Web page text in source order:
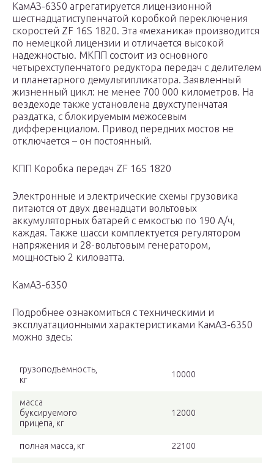
КамАЗ-6350 агрегатируется лицензионной
шестнадцатиступенчатой коробкой переключения
скоростей ZF 16S 1820. Эта «механика» производится
по немецкой лицензии и отличается высокой
надежностью. МКПП состоит из основного
четырехступенчатого редуктора передач с делителем
и планетарного демультипликатора. Заявленный
жизненный цикл: не менее 700 000 километров. На
вездеходе также установлена двухступенчатая
раздатка, с блокируемым межосевым
дифференциалом. Привод передних мостов не
отключается – он постоянный.
КПП Коробка передач ZF 16S 1820
Электронные и электрические схемы грузовика
питаются от двух двенадцати вольтовых
аккумуляторных батарей с емкостью по 190 А/ч,
каждая. Также шасси комплектуется регулятором
напряжения и 28-вольтовым генератором,
мощностью 2 киловатта.
КамАЗ-6350
Подробнее ознакомиться с техническими и
эксплуатационными характеристиками КамАЗ-6350
можно здесь:
грузоподъемность,
кг
10000
масса
буксируемого
прицепа, кг
12000
полная масса, кг 22100